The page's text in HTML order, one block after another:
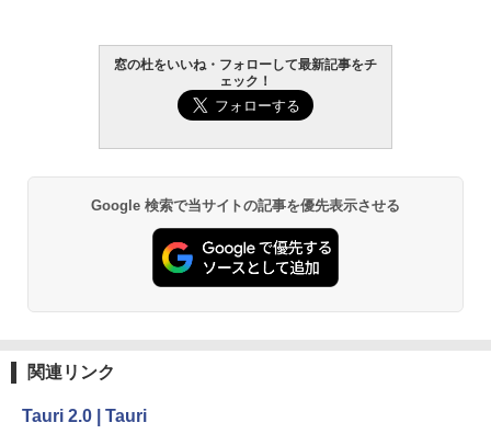
窓の杜をいいね・フォローして最新記事をチ
ェック！
Google 検索で当サイトの記事を優先表示させる
関連リンク
Tauri 2.0 | Tauri